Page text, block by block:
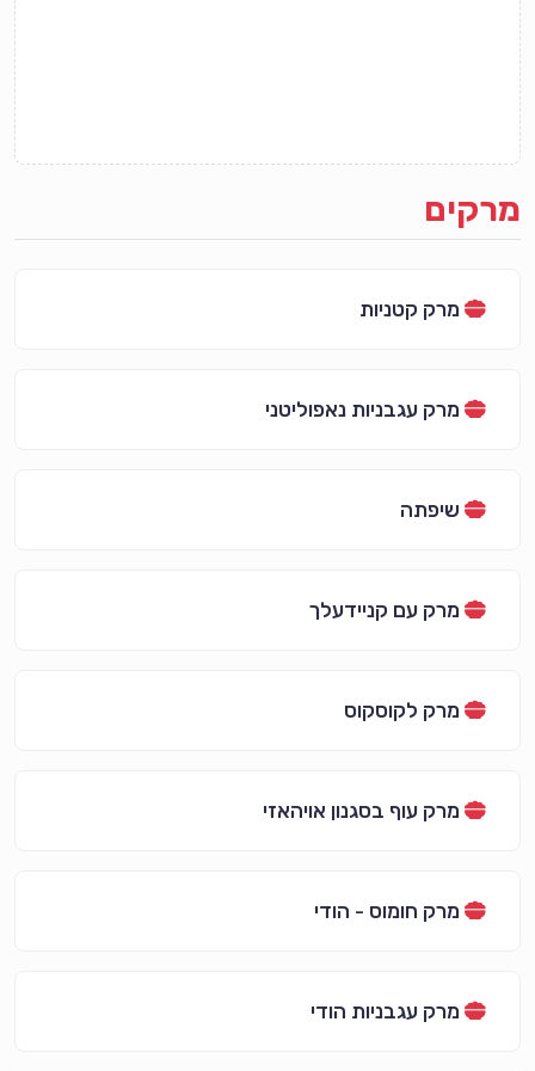
מרקים
מרק קטניות
מרק עגבניות נאפוליטני
שיפתה
מרק עם קניידעלך
מרק לקוסקוס
מרק עוף בסגנון אויהאזי
מרק חומוס - הודי
מרק עגבניות הודי